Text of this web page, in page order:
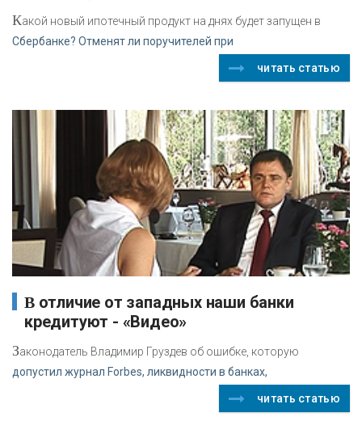
Какой новый ипотечный продукт на днях будет запущен в
Сбербанке? Отменят ли поручителей при
читать статью
В отличие от западных наши банки
кредитуют - «Видео»
Законодатель Владимир Груздев об ошибке, которую
допустил журнал Forbes, ликвидности в банках,
читать статью